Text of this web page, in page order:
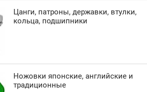
Цанги, патроны, державки, втулки,
кольца, подшипники
Ножовки японские, английские и
традиционные